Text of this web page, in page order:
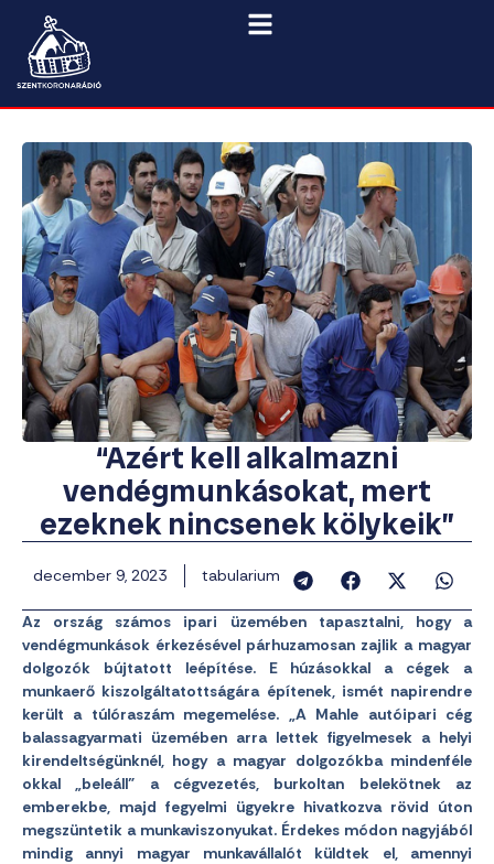
“Azért kell alkalmazni
vendégmunkásokat, mert
ezeknek nincsenek kölykeik”
december 9, 2023 tabularium
Az ország számos ipari üzemében tapasztalni, hogy a
vendégmunkások érkezésével párhuzamosan zajlik a magyar
dolgozók bújtatott leépítése. E húzásokkal a cégek a
munkaerő kiszolgáltatottságára építenek, ismét napirendre
került a túlóraszám megemelése. „A Mahle autóipari cég
balassagyarmati üzemében arra lettek figyelmesek a helyi
kirendeltségünknél, hogy a magyar dolgozókba mindenféle
okkal „beleáll” a cégvezetés, burkoltan belekötnek az
emberekbe, majd fegyelmi ügyekre hivatkozva rövid úton
megszüntetik a munkaviszonyukat. Érdekes módon nagyjából
mindig annyi magyar munkavállalót küldtek el, amennyi